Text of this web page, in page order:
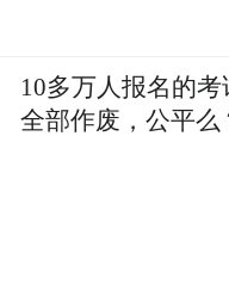
10多万人报名的
全部作废，公平么